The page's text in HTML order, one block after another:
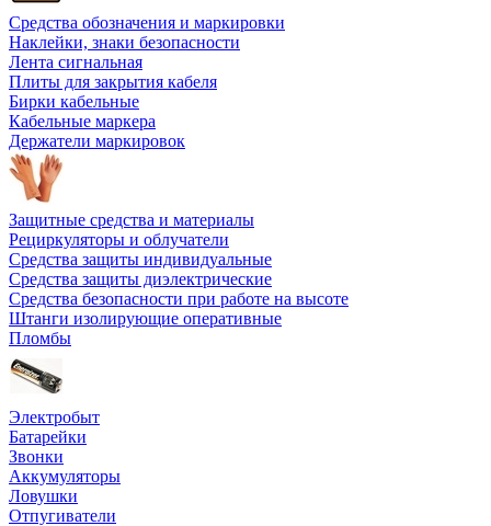
Средства обозначения и маркировки
Наклейки, знаки безопасности
Лента сигнальная
Плиты для закрытия кабеля
Бирки кабельные
Кабельные маркера
Держатели маркировок
Защитные средства и материалы
Рециркуляторы и облучатели
Средства защиты индивидуальные
Средства защиты диэлектрические
Средства безопасности при работе на высоте
Штанги изолирующие оперативные
Пломбы
Электробыт
Батарейки
Звонки
Аккумуляторы
Ловушки
Отпугиватели